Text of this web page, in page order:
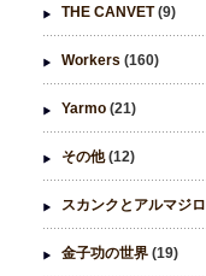
THE CANVET(9)
Workers (160)
Yarmo (21)
その他(12)
スカンクとアルマジロ
金子功の世界 (19)